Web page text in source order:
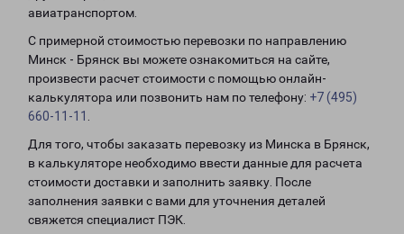
авиатранспортом.
С примерной стоимостью перевозки по направлению
Минск - Брянск вы можете ознакомиться на сайте,
произвести расчет стоимости с помощью онлайн-
калькулятора или позвонить нам по телефону: +7 (495)
660-11-11
Для того, чтобы заказать перевозку из Минска в Брянск,
в калькуляторе необходимо ввести данные для расчета
стоимости доставки и заполнить заявку. После
заполнения заявки с вами для уточнения деталей
свяжется специалист ПЭК.